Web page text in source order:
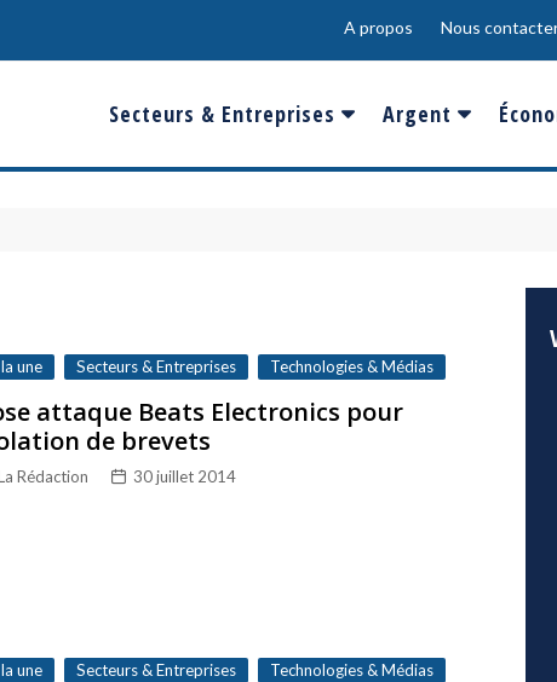
A propos Nous
Secteurs & Entreprises
Banques & Finances
Défense & Aéronautique
Santé & Biotechnologie
Technologies & Médias
Argent
Salaire
Epargne &
une Secteurs & Entreprises Technologies & Médias
attaque Beats Electronics pour
de brevets
Rédaction 30 juillet 2014
une Secteurs & Entreprises Technologies & Médias